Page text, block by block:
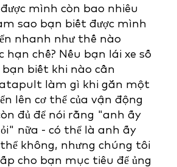
mình còn bao nhiêu
sao bạn biết được mình
nhanh như thế nào
hạn chế? Nếu bạn lái xe số
biết khi nào cần
làm gì khi gắn một
lên cơ thể của vận động
đủ để nói rằng "anh ấy
nữa - có thể là anh ấy
không, nhưng chúng tôi
cho bạn mục tiêu để ủng